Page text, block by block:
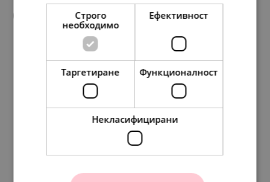
00 138. лв.
119. € 193. лв.
60. € 138. лв.
00 138. лв.
76. € 127. лв.
Още предложения
Pandora Талисман
SALE
Disney x Pandora
Строго
необходимо
Ефективност
Таргетиране Функционалност
Некласифицирани